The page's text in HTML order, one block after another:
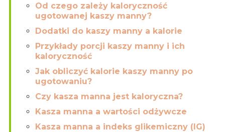
Od czego zależy kaloryczność
ugotowanej kaszy manny?
Dodatki do kaszy manny a kalorie
Przykłady porcji kaszy manny i ich
kaloryczność
Jak obliczyć kalorie kaszy manny po
ugotowaniu?
Czy kasza manna jest kaloryczna?
Kasza manna a wartości odżywcze
Kasza manna a indeks glikemiczny (IG)